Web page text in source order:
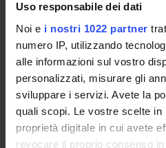
Uso responsabile dei dati
Noi e i nostri 1022 partner
numero IP, utilizzando
alle informazioni sul vostro
personalizzati, misurare gli
sviluppare i servizi. Avete la
quali scopi. Le vostre scelte
proprietà digitale in cui avete
revocare il proprio consenso
Written test
Students with disabilities or
disorders (SLD), who intend
of the exam, must follow